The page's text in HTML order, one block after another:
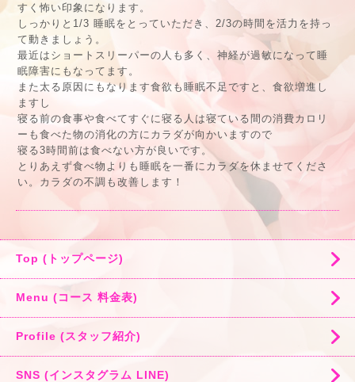
すく怖い印象になります。
しっかりと1/3 睡眠をとっていただき、2/3の時間を活力を持っ
て動きましょう。
最近はショートスリーパーの人も多く、神経が過敏になって睡
眠障害にもなってます。
また太る原因にもなります食欲も睡眠不足ですと、食欲増進し
ますし
寝る前の食事や食べてすぐに寝る人は寝ている間の消費カロリ
ーも食べた物の消化の方にカラダが向かいますので
寝る3時間前は食べない方が良いです。
とりあえず食べ物よりも睡眠を一番にカラダを休ませてくださ
い。カラダの不調も改善します！
Top (トップページ)
Menu (コース 料金表)
Profile (スタッフ紹介)
SNS (インスタグラム LINE)